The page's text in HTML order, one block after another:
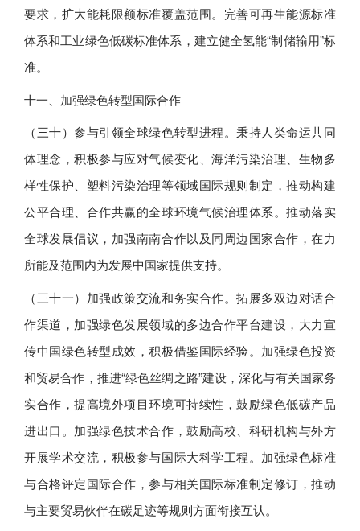
要求，扩大能耗限额标准覆盖范围。完善可再生能源标准
体系和工业绿色低碳标准体系，建立健全氢能“制储输用”标
准。
十一、加强绿色转型国际合作
（三十）参与引领全球绿色转型进程。秉持人类命运共同
体理念，积极参与应对气候变化、海洋污染治理、生物多
样性保护、塑料污染治理等领域国际规则制定，推动构建
公平合理、合作共赢的全球环境气候治理体系。推动落实
全球发展倡议，加强南南合作以及同周边国家合作，在力
所能及范围内为发展中国家提供支持。
（三十一）加强政策交流和务实合作。拓展多双边对话合
作渠道，加强绿色发展领域的多边合作平台建设，大力宣
传中国绿色转型成效，积极借鉴国际经验。加强绿色投资
和贸易合作，推进“绿色丝绸之路”建设，深化与有关国家务
实合作，提高境外项目环境可持续性，鼓励绿色低碳产品
进出口。加强绿色技术合作，鼓励高校、科研机构与外方
开展学术交流，积极参与国际大科学工程。加强绿色标准
与合格评定国际合作，参与相关国际标准制定修订，推动
与主要贸易伙伴在碳足迹等规则方面衔接互认。